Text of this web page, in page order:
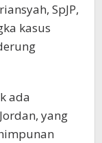
SpJP,
kasus
ada
yang